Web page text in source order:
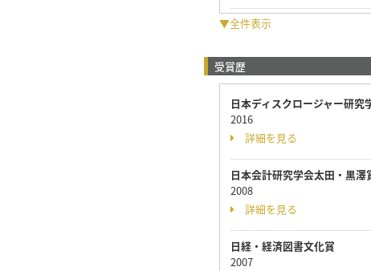
▼全件表示
受賞歴
日本ディスクロージャー研究
2016
詳細を見る
日本会計研究学会太田・黒澤
2008
詳細を見る
日経・経済図書文化賞
2007